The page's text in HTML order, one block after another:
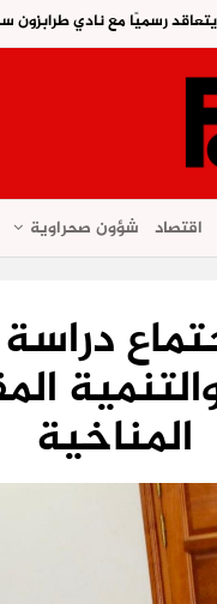
رسميًا مع نادي
اقتصاد شؤون صحراوية
المناخية